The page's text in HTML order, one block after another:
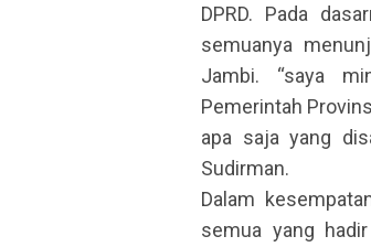
DPRD. Pada
semuanya
Jambi. “saya
Pemerintah
apa saja yang
Sudirman.
Dalam
semua yang